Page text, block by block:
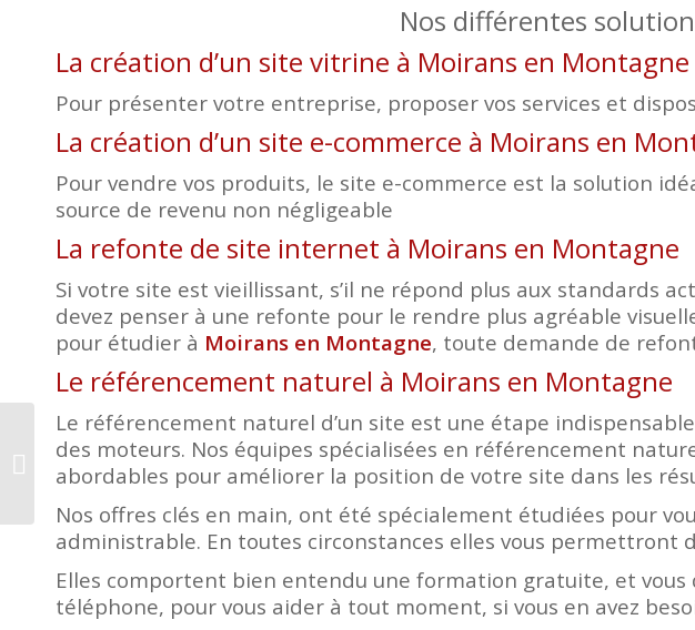
Nos différentes
La création d’un site vitrine à Moirans en Montagne
Pour présenter votre entreprise, proposer vos services et
La création d’un site e-commerce à Moirans en
Pour vendre vos produits, le site e-commerce est la solution
source de revenu non négligeable
La refonte de site internet à Moirans en Montagne
Si votre site est vieillissant, s’il ne répond plus aux standards
devez penser à une refonte pour le rendre plus agréable
pour étudier à Moirans en Montagne, toute demande de
Le référencement naturel à Moirans en Montagne
Le référencement naturel d’un site est une étape
des moteurs. Nos équipes spécialisées en référencement
abordables pour améliorer la position de votre site dans les
Nos offres clés en main, ont été spécialement étudiées pour
administrable. En toutes circonstances elles vous
Elles comportent bien entendu une formation gratuite, et
téléphone, pour vous aider à tout moment, si vous en avez
Création site internet
Damparis